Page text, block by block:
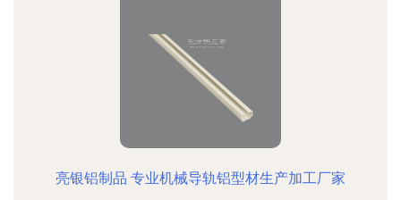
亮银铝制品 专业机械导轨铝型材生产加工厂家